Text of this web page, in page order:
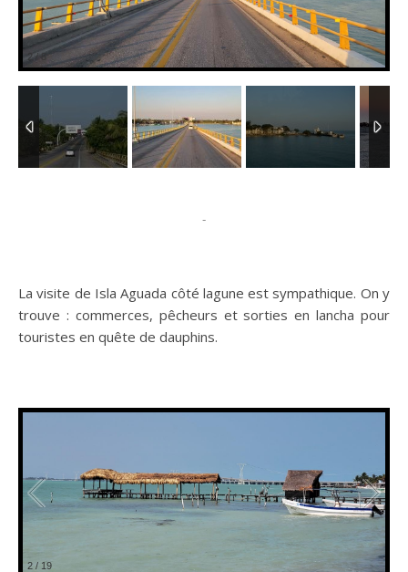
3/8
-
La visite de Isla Aguada côté lagune est sympathique. On y
trouve : commerces, pêcheurs et sorties en lancha pour
touristes en quête de dauphins.
3 / 19